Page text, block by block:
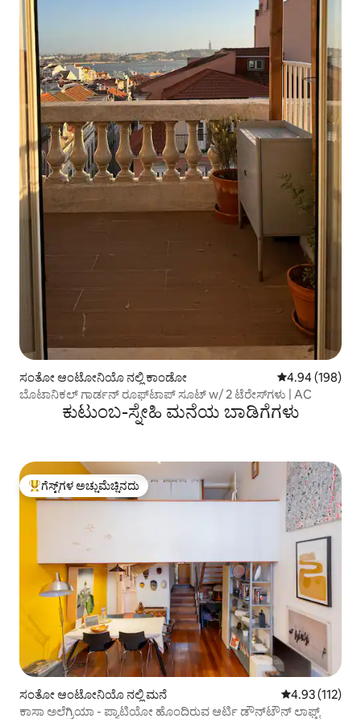
ಸಂತೋ ಆಂಟೋನಿಯೊ ನಲ್ಲಿ ಕಾಂಡೋ 5 ರಲ್ಲಿ 4.94
4.94 (198)
ಬೊಟಾನಿಕಲ್ ಗಾರ್ಡನ್ ರೂಫ್‌ಟಾಪ್ ಸೂಟ್ w/ 2 ಟೆರೇಸ್‌ಗಳು | AC
ಕುಟುಂಬ-ಸ್ನೇಹಿ ಮನೆಯ ಬಾಡಿಗೆಗಳು
ಗೆಸ್ಟ್‌ಗಳಿಗೆ ಅತಿ ಹೆಚ್ಚು ಅಚ್ಚುಮೆಚ್ಚಿನದು
ಗೆಸ್ಟ್‌ಗಳ ಅಚ್ಚುಮೆಚ್ಚಿನದು
ಸಂತೋ ಆಂಟೋನಿಯೊ ನಲ್ಲಿ ಮನೆ 5 ರಲ್ಲಿ 4.93
4.93 (112)
ಕಾಸಾ ಅಲೆಗ್ರಿಯಾ - ಪ್ಯಾಟಿಯೋ ಹೊಂದಿರುವ ಆರ್ಟಿ ಡೌನ್‌ಟೌನ್ ಲಾಫ್ಟ್